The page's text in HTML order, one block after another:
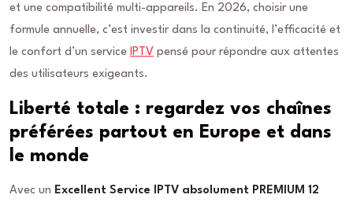
et une compatibilité multi-appareils. En 2026, choisir une
formule annuelle, c’est investir dans la continuité, l’efficacité et
le confort d’un service IPTV pensé pour répondre aux attentes
des utilisateurs exigeants.
Liberté totale : regardez vos chaînes
préférées partout en Europe et dans
le monde
Avec un Excellent Service IPTV absolument PREMIUM 12